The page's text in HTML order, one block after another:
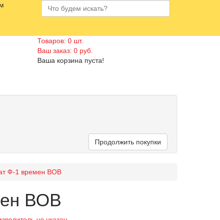
Товаров: 0 шт.
Ваш заказ: 0 руб.
Ваша корзина пуста!
Продолжить покупки
Ф-1 времен ВОВ
ВОВ